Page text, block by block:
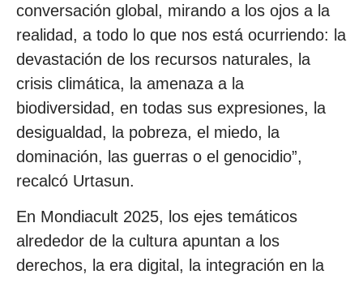
conversación global, mirando a los ojos a la
realidad, a todo lo que nos está ocurriendo: la
devastación de los recursos naturales, la
crisis climática, la amenaza a la
biodiversidad, en todas sus expresiones, la
desigualdad, la pobreza, el miedo, la
dominación, las guerras o el genocidio”,
recalcó Urtasun.
En Mondiacult 2025, los ejes temáticos
alrededor de la cultura apuntan a los
derechos, la era digital, la integración en la